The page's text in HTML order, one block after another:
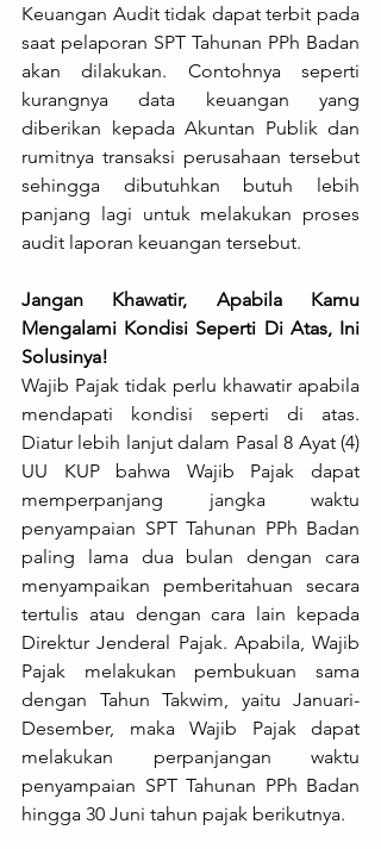
Keuangan Audit tidak dapat terbit pada
saat pelaporan SPT Tahunan PPh Badan
akan dilakukan. Contohnya seperti
kurangnya data keuangan yang
diberikan kepada Akuntan Publik dan
rumitnya transaksi perusahaan tersebut
sehingga dibutuhkan butuh lebih
panjang lagi untuk melakukan proses
audit laporan keuangan tersebut.
Jangan Khawatir, Apabila Kamu
Mengalami Kondisi Seperti Di Atas, Ini
Solusinya!
Wajib Pajak tidak perlu khawatir apabila
mendapati kondisi seperti di atas.
Diatur lebih lanjut dalam Pasal 8 Ayat (4)
UU KUP bahwa Wajib Pajak dapat
memperpanjang jangka waktu
penyampaian SPT Tahunan PPh Badan
paling lama dua bulan dengan cara
menyampaikan pemberitahuan secara
tertulis atau dengan cara lain kepada
Direktur Jenderal Pajak. Apabila, Wajib
Pajak melakukan pembukuan sama
dengan Tahun Takwim, yaitu Januari-
Desember, maka Wajib Pajak dapat
melakukan perpanjangan waktu
penyampaian SPT Tahunan PPh Badan
hingga 30 Juni tahun pajak berikutnya.